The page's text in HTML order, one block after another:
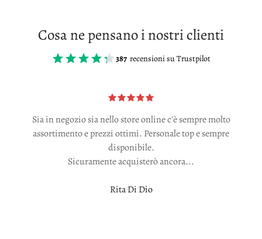
Cosa ne pensano i nostri clienti
387 recensioni su Trustpilot
Sia in negozio sia nello store online c'è sempre molto
assortimento e prezzi ottimi. Personale top e sempre
disponibile.
Sicuramente acquisterò ancora...
Rita Di Dio